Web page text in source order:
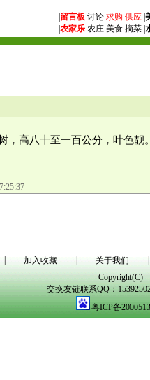
留言板 讨论 求购 供应
农家乐 农庄 美食 摘菜 |
高八十至一百公分，叶色靓
加入收藏 关于我们
Copyright(C)
交换友链联系QQ：
粤ICP备